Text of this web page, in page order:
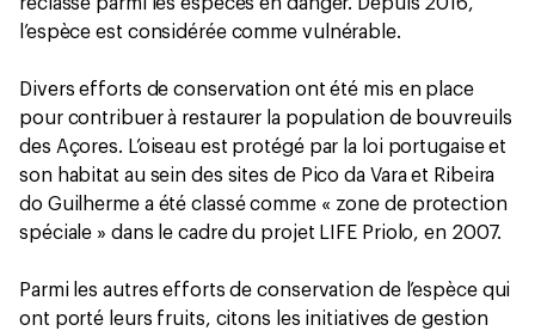
reclassé parmi les espèces en danger. Depuis 2016,
l’espèce est considérée comme vulnérable.
Divers efforts de conservation ont été mis en place
pour contribuer à restaurer la population de bouvreuils
des Açores. L’oiseau est protégé par la loi portugaise et
son habitat au sein des sites de Pico da Vara et Ribeira
do Guilherme a été classé comme « zone de protection
spéciale » dans le cadre du projet LIFE Priolo, en 2007.
Parmi les autres efforts de conservation de l’espèce qui
ont porté leurs fruits, citons les initiatives de gestion